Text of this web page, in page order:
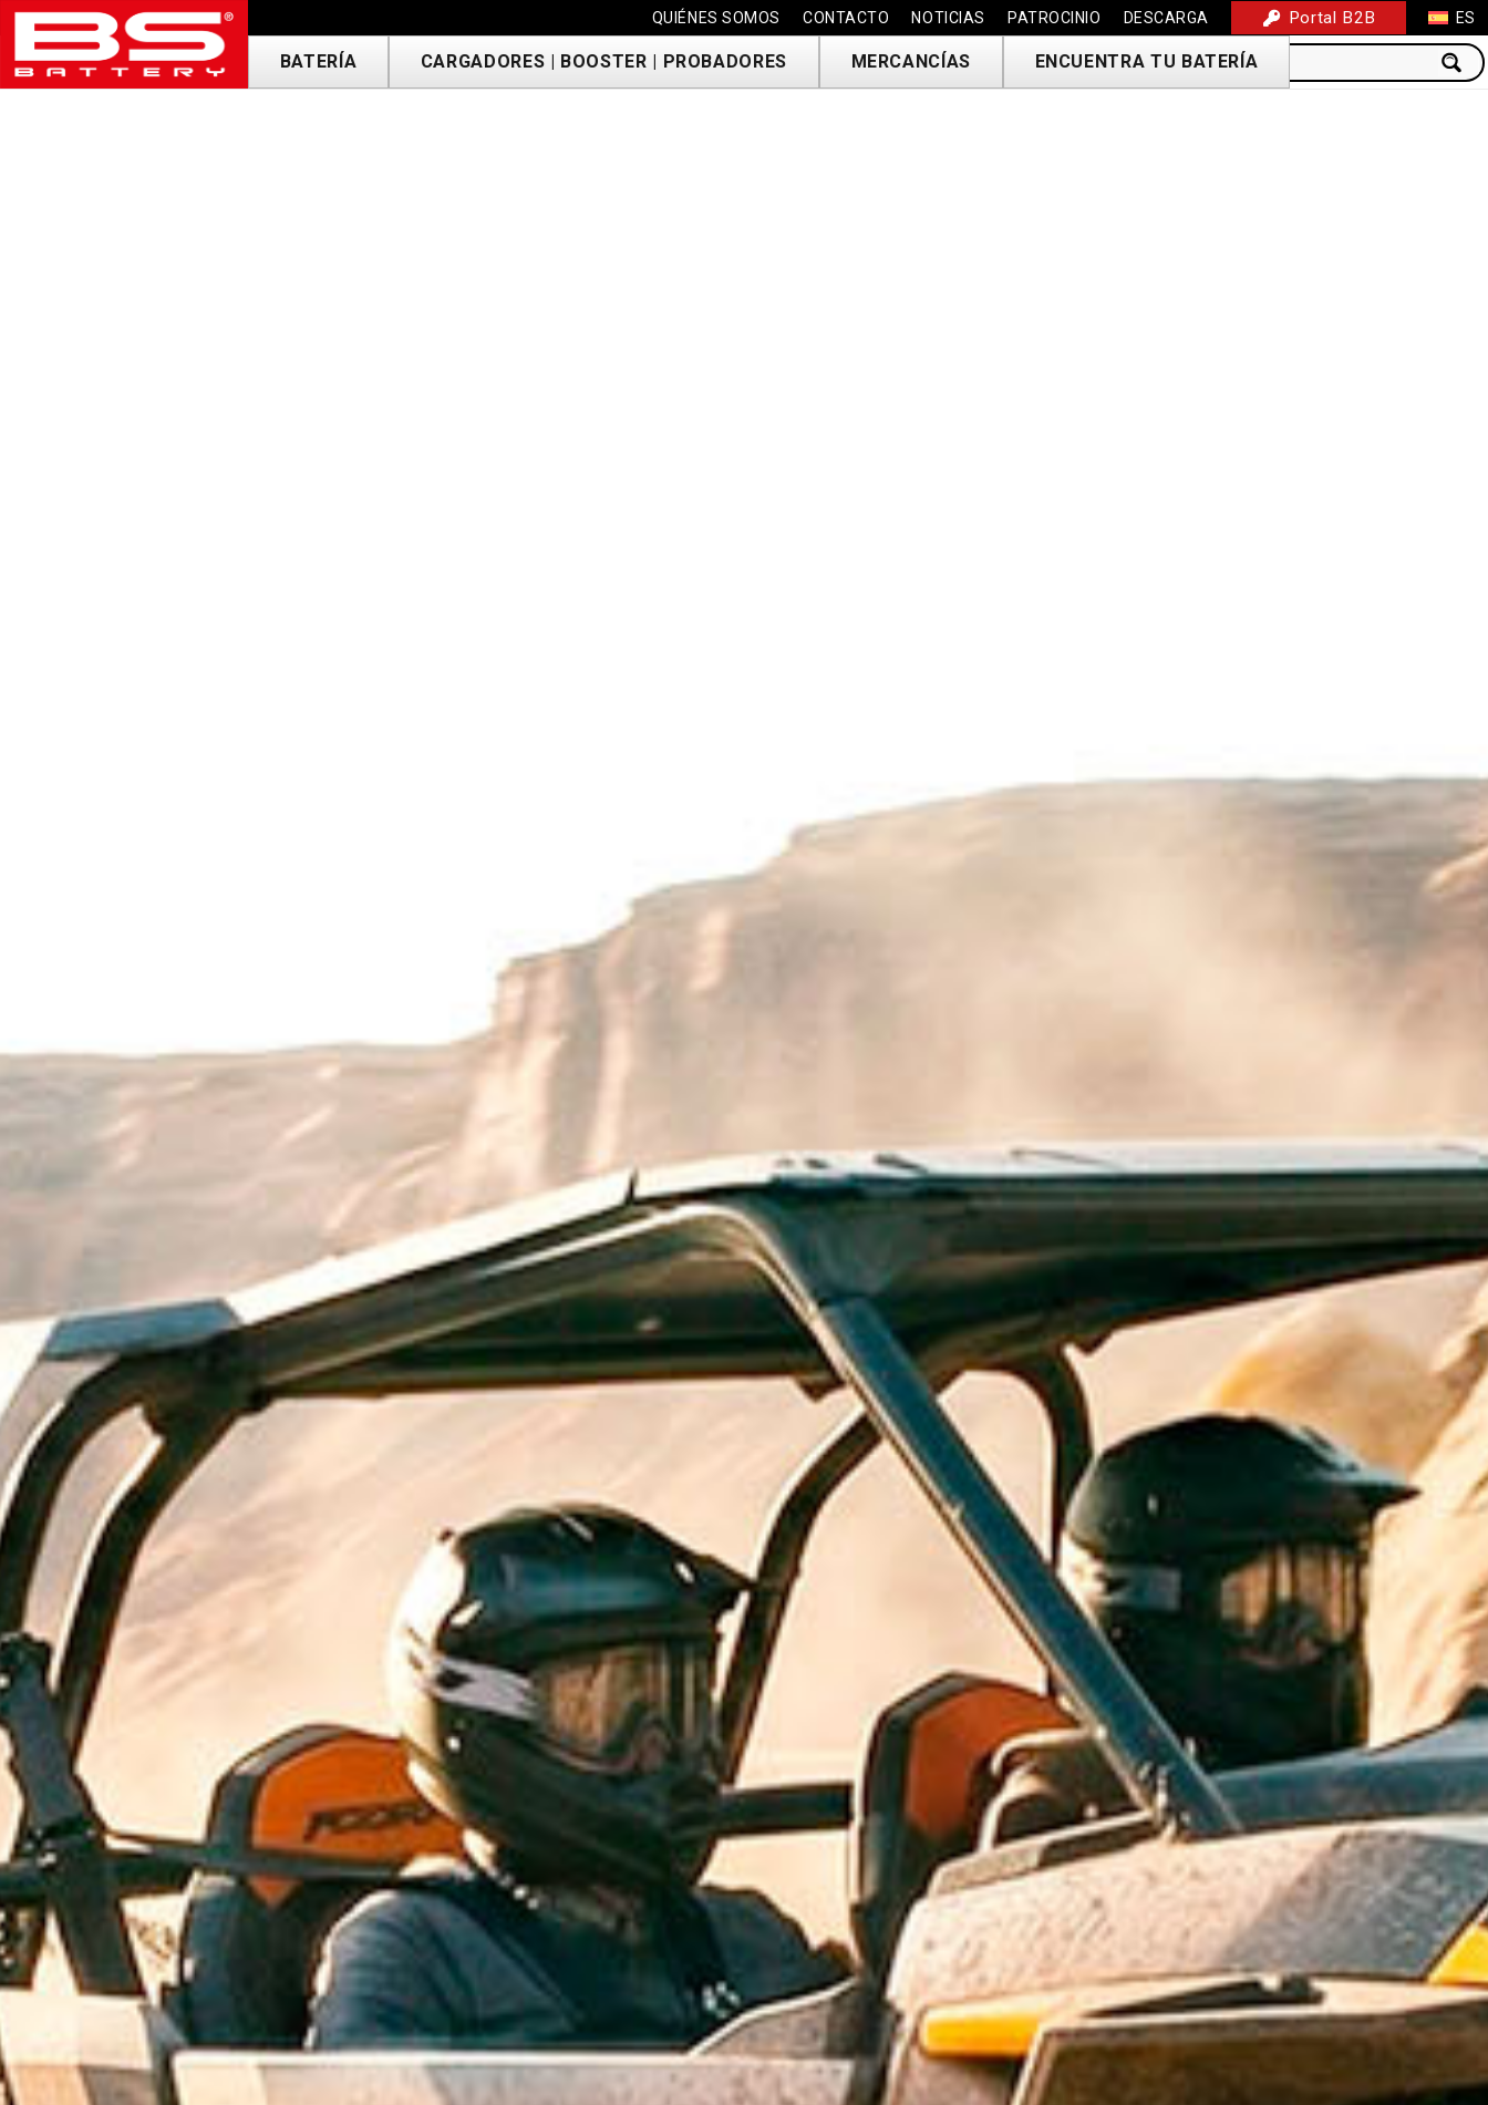
QUIÉNES SOMOS CONTACTO NOTICIAS PATROCINIO DESCARGA Portal B2B ES
BATERÍA CARGADORES | BOOSTER | PROBADORES MERCANCÍAS ENCUENTRA TU BATERÍA